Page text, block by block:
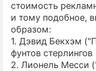
стоимость
и тому подобное,
образом:
1. Дэвид Бекхэм
фунтов стерлингов
2. Лионель Месси